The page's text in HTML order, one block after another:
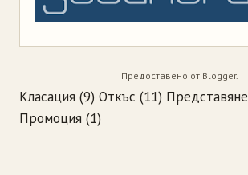
Предоставено от Blogger.
Класация (9) Откъс (11) Представяне
Промоция (1)